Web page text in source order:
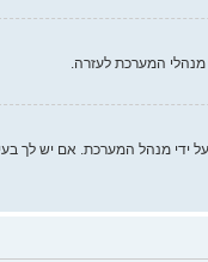
ידי מנהל המערכת. אם יש לך